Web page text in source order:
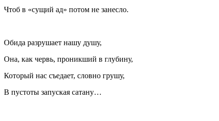
Чтоб в «сущий ад» потом не занесло.
Обида разрушает нашу душу,
Она, как червь, проникший в глубину,
Который нас съедает, словно грушу,
В пустоты запуская сатану…